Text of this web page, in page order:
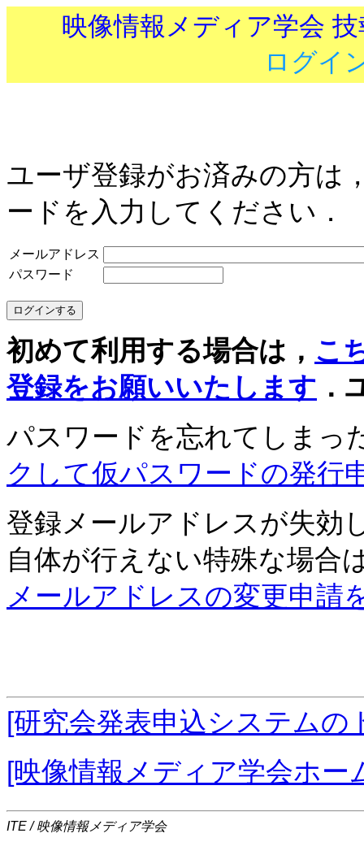
映像情報メディア学会
ログイ
ユーザ登録がお済みの方は
ードを入力してください．
メールアドレス
パスワード
初めて利用する場合は， こ
登録をお願いいたします ．
パスワードを忘れてしまっ
クして仮パスワードの発行
登録メールアドレスが失効
自体が行えない特殊な場合
メールアドレスの変更申請
[研究会発表申込システム
[映像情報メディア学会ホー
ITE / 映像情報メディア学会